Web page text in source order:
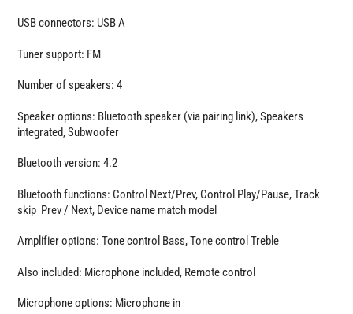
USB connectors: USB A
Tuner support: FM
Number of speakers: 4
Speaker options: Bluetooth speaker (via pairing link), Speakers
integrated, Subwoofer
Bluetooth version: 4.2
Bluetooth functions: Control Next/Prev, Control Play/Pause, Track
skip Prev / Next, Device name match model
Amplifier options: Tone control Bass, Tone control Treble
Also included: Microphone included, Remote control
Microphone options: Microphone in